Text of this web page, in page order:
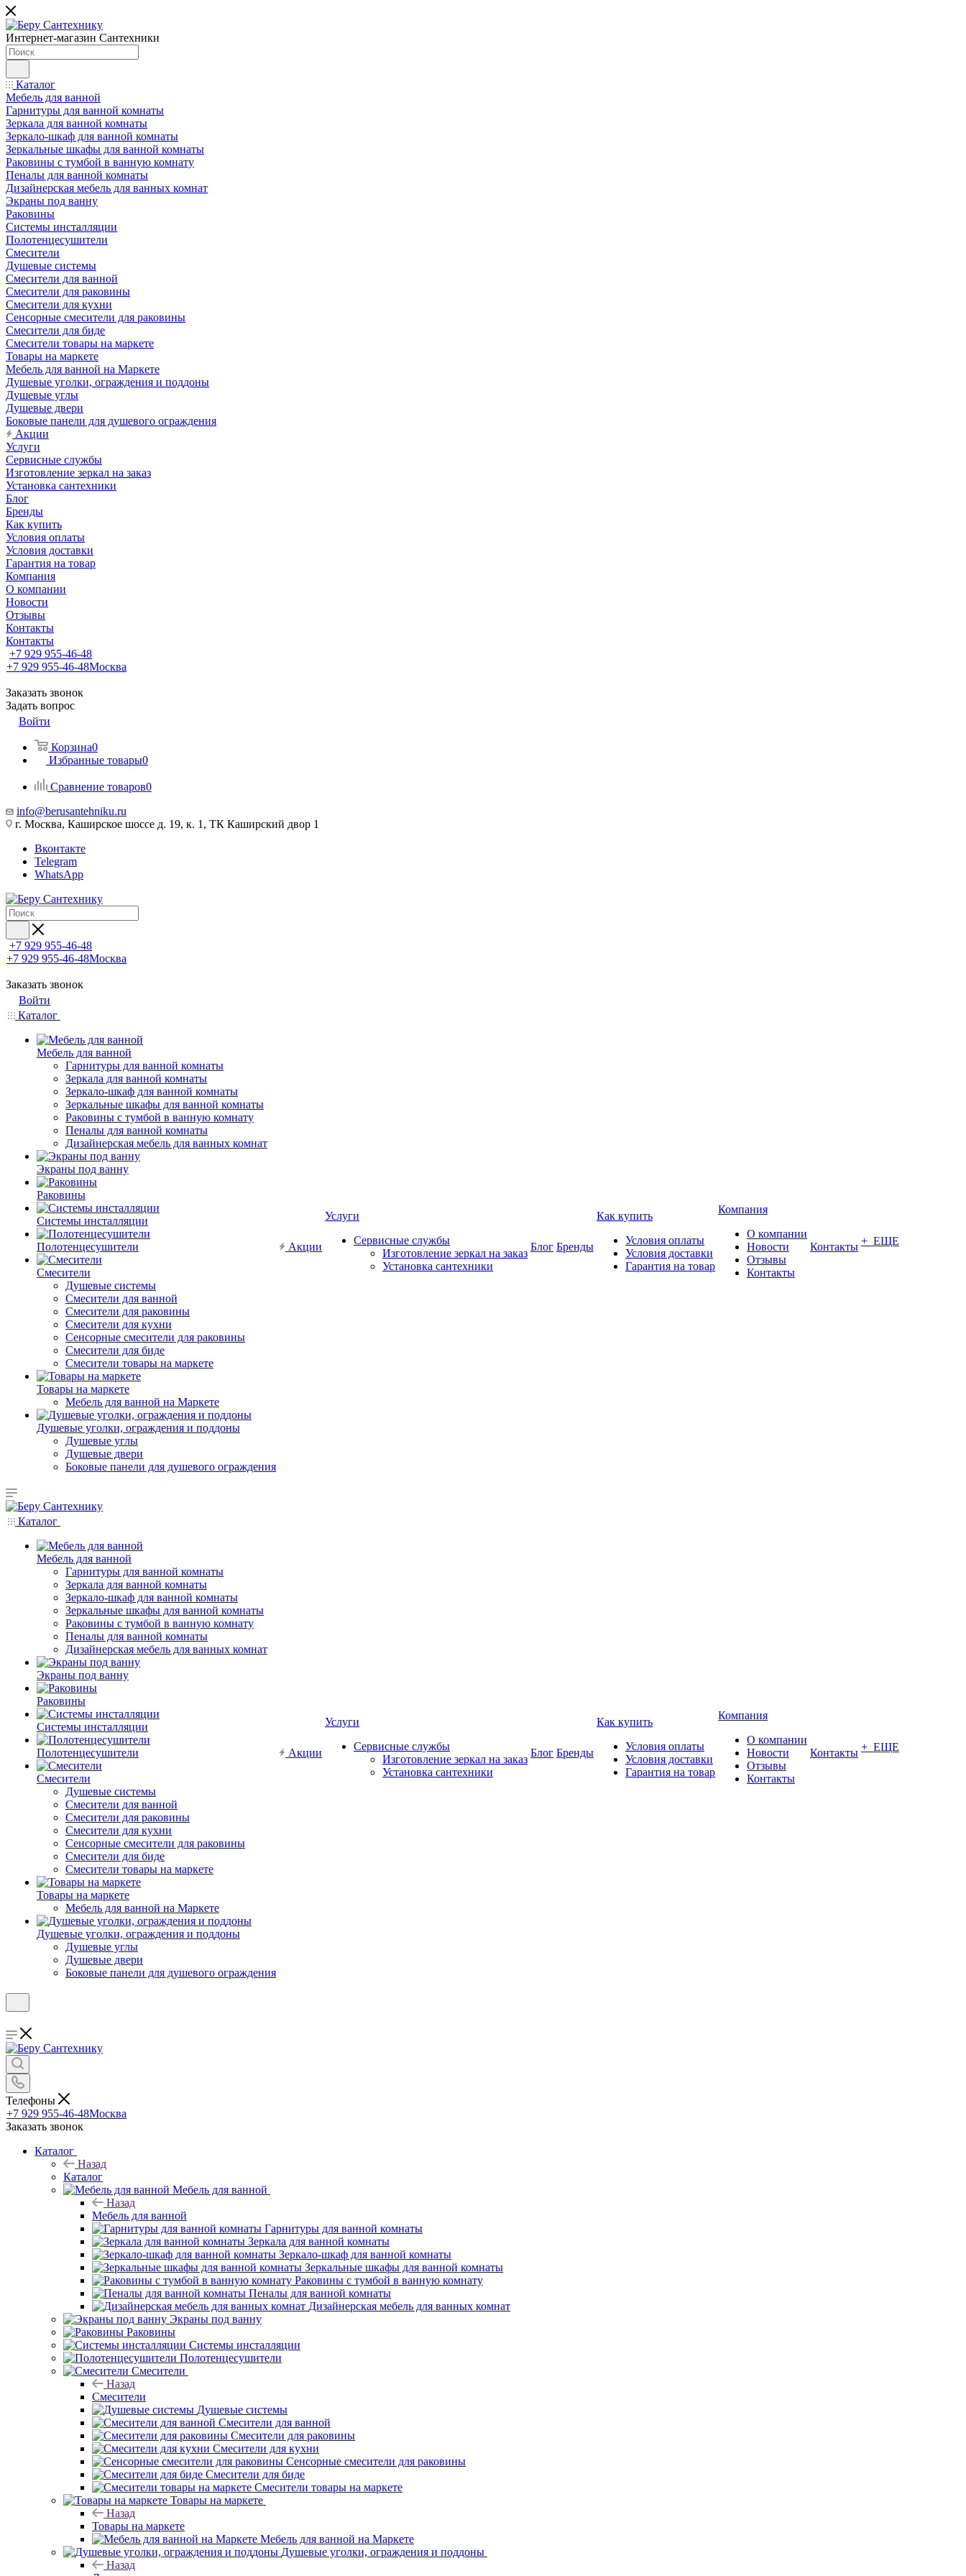
Интернет-магазин Сантехники
Каталог
Мебель для ванной
Гарнитуры для ванной комнаты
Зеркала для ванной комнаты
Зеркало-шкаф для ванной комнаты
Зеркальные шкафы для ванной комнаты
Раковины с тумбой в ванную комнату
Пеналы для ванной комнаты
Дизайнерская мебель для ванных комнат
Экраны под ванну
Раковины
Системы инсталляции
Полотенцесушители
Смесители
Душевые системы
Смесители для ванной
Смесители для раковины
Смесители для кухни
Сенсорные смесители для раковины
Смесители для биде
Смесители товары на маркете
Товары на маркете
Мебель для ванной на Маркете
Душевые уголки, ограждения и поддоны
Душевые углы
Душевые двери
Боковые панели для душевого ограждения
Акции
Услуги
Сервисные службы
Изготовление зеркал на заказ
Установка сантехники
Блог
Бренды
Как купить
Условия оплаты
Условия доставки
Гарантия на товар
Компания
О компании
Новости
Отзывы
Контакты
Контакты
+7 929 955-46-48
+7 929 955-46-48Москва
Заказать звонок
Задать вопрос
Войти
Корзина0
Избранные товары0
Сравнение товаров0
info@berusantehniku.ru
г. Москва, Каширское шоссе д. 19, к. 1, ТК Каширский двор 1
Вконтакте
Telegram
WhatsApp
+7 929 955-46-48
+7 929 955-46-48Москва
Заказать звонок
Войти
Каталог
Мебель для ванной
Гарнитуры для ванной комнаты
Зеркала для ванной комнаты
Зеркало-шкаф для ванной комнаты
Зеркальные шкафы для ванной комнаты
Раковины с тумбой в ванную комнату
Пеналы для ванной комнаты
Дизайнерская мебель для ванных комнат
Экраны под ванну
Раковины
Системы инсталляции
Полотенцесушители
Смесители
Душевые системы
Смесители для ванной
Смесители для раковины
Смесители для кухни
Сенсорные смесители для раковины
Смесители для биде
Смесители товары на маркете
Товары на маркете
Мебель для ванной на Маркете
Душевые уголки, ограждения и поддоны
Душевые углы
Душевые двери
Боковые панели для душевого ограждения
Акции
Услуги
Сервисные службы
Изготовление зеркал на заказ
Установка сантехники
Блог Бренды
Как купить
Условия оплаты
Условия доставки
Гарантия на товар
Компания
О компании
Новости
Отзывы
Контакты
Контакты + ЕЩЕ
Каталог
Мебель для ванной
Гарнитуры для ванной комнаты
Зеркала для ванной комнаты
Зеркало-шкаф для ванной комнаты
Зеркальные шкафы для ванной комнаты
Раковины с тумбой в ванную комнату
Пеналы для ванной комнаты
Дизайнерская мебель для ванных комнат
Экраны под ванну
Раковины
Системы инсталляции
Полотенцесушители
Смесители
Душевые системы
Смесители для ванной
Смесители для раковины
Смесители для кухни
Сенсорные смесители для раковины
Смесители для биде
Смесители товары на маркете
Товары на маркете
Мебель для ванной на Маркете
Душевые уголки, ограждения и поддоны
Душевые углы
Душевые двери
Боковые панели для душевого ограждения
Акции
Услуги
Сервисные службы
Изготовление зеркал на заказ
Установка сантехники
Блог Бренды
Как купить
Условия оплаты
Условия доставки
Гарантия на товар
Компания
О компании
Новости
Отзывы
Контакты
Контакты + ЕЩЕ
Телефоны
+7 929 955-46-48Москва
Заказать звонок
Каталог
Назад
Каталог
Мебель для ванной
Назад
Мебель для ванной
Гарнитуры для ванной комнаты
Зеркала для ванной комнаты
Зеркало-шкаф для ванной комнаты
Зеркальные шкафы для ванной комнаты
Раковины с тумбой в ванную комнату
Пеналы для ванной комнаты
Дизайнерская мебель для ванных комнат
Экраны под ванну
Раковины
Системы инсталляции
Полотенцесушители
Смесители
Назад
Смесители
Душевые системы
Смесители для ванной
Смесители для раковины
Смесители для кухни
Сенсорные смесители для раковины
Смесители для биде
Смесители товары на маркете
Товары на маркете
Назад
Товары на маркете
Мебель для ванной на Маркете
Душевые уголки, ограждения и поддоны
Назад